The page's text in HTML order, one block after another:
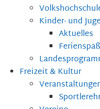
Kinder- und
Aktuelles
Ferienspaß
Freizeit & Kultur